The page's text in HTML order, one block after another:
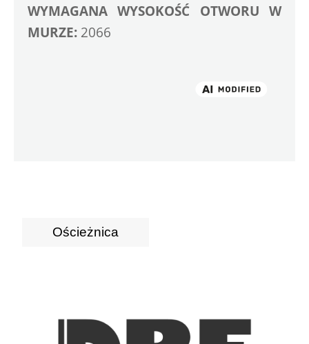
WYMAGANA WYSOKOŚĆ OTWORU W
MURZE: 2066
Ościeżnica